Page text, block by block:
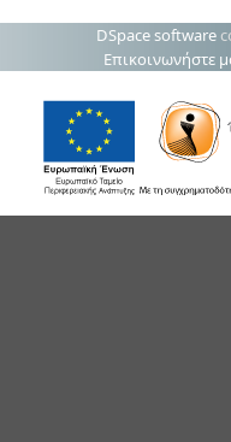
DSpace software
Επικοινωνήστε